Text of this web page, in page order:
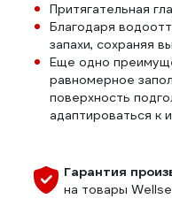
Притягательная
Благодаря
запахи, сохраняя
Еще одно
равномерное
поверхность
адаптироваться к
Гарантия
на товары